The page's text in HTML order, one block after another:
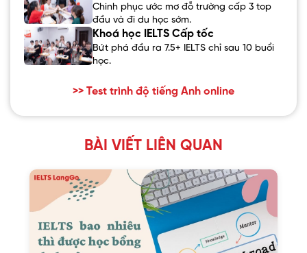
Chinh phục ước mơ đỗ trường cấp 3 top
đầu và đi du học sớm.
Khoá học IELTS Cấp tốc
Bứt phá đầu ra 7.5+ IELTS chỉ sau 10 buổi
học.
>> Test trình độ tiếng Anh online
BÀI VIẾT LIÊN QUAN